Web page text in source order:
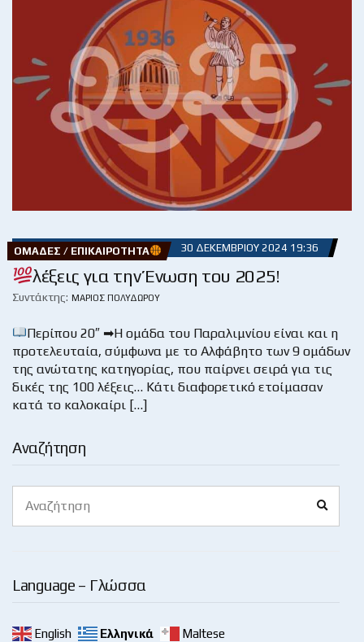
Αναζήτηση
for:
Language – Γλώσσα
English Ελληνικά Maltese
ΟΜΆΔΕΣ / ΕΠΙΚΑΙΡΌΤΗΤΑ 30 ΔΕΚΕΜΒΡΊΟΥ 2024 19:36
λέξεις για την Ένωση του 2025!
Συντάκτης: ΜΆΡΙΟΣ ΠΟΛΥΔΏΡΟΥ
Περίπου 20″ ➡Η ομάδα του Παραλιμνίου είναι και η
προτελευταία, σύμφωνα με το Αλφάβητο των 9 ομάδων
της ανώτατης κατηγορίας, που παίρνει σειρά για τις
δικές της 100 λέξεις… Κάτι διαφορετικό ετοίμασαν
κατά το καλοκαίρι […]